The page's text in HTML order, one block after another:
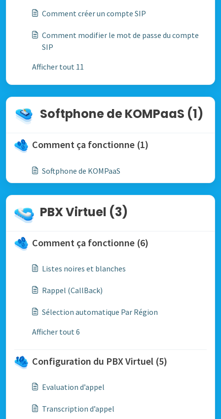
Comment créer un compte SIP
Comment modifier le mot de passe du compte
SIP
Afficher tout 11
Softphone de KOMPaaS (1)
Comment ça fonctionne (1)
Softphone de KOMPaaS
PBX Virtuel (3)
Comment ça fonctionne (6)
Listes noires et blanches
Rappel (CallBack)
Sélection automatique Par Région
Afficher tout 6
Configuration du PBX Virtuel (5)
Evaluation d’appel
Transcription d’appel